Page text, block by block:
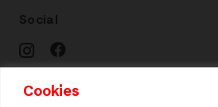
Cookies
Social